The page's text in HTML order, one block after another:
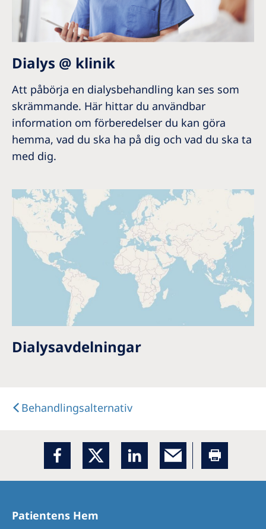
Dialys @ klinik
Att påbörja en dialysbehandling kan ses som
skrämmande. Här hittar du användbar
information om förberedelser du kan göra
hemma, vad du ska ha på dig och vad du ska ta
med dig.
Dialysavdelningar
Behandlings­alternativ
Patientens Hem